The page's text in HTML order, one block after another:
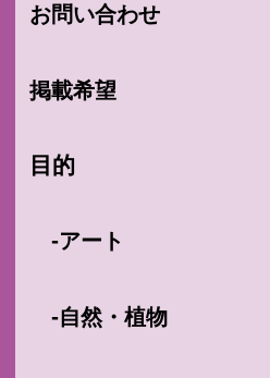
お問い合わせ
掲載希望
目的
-アート
-自然・植物